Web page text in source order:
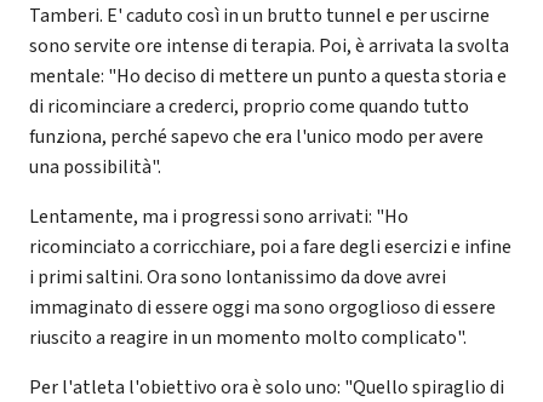
Tamberi. E' caduto così in un brutto tunnel e per uscirne
sono servite ore intense di terapia. Poi, è arrivata la svolta
mentale: "Ho deciso di mettere un punto a questa storia e
di ricominciare a crederci, proprio come quando tutto
funziona, perché sapevo che era l'unico modo per avere
una possibilità".
Lentamente, ma i progressi sono arrivati: "Ho
ricominciato a corricchiare, poi a fare degli esercizi e infine
i primi saltini. Ora sono lontanissimo da dove avrei
immaginato di essere oggi ma sono orgoglioso di essere
riuscito a reagire in un momento molto complicato".
Per l'atleta l'obiettivo ora è solo uno: "Quello spiraglio di